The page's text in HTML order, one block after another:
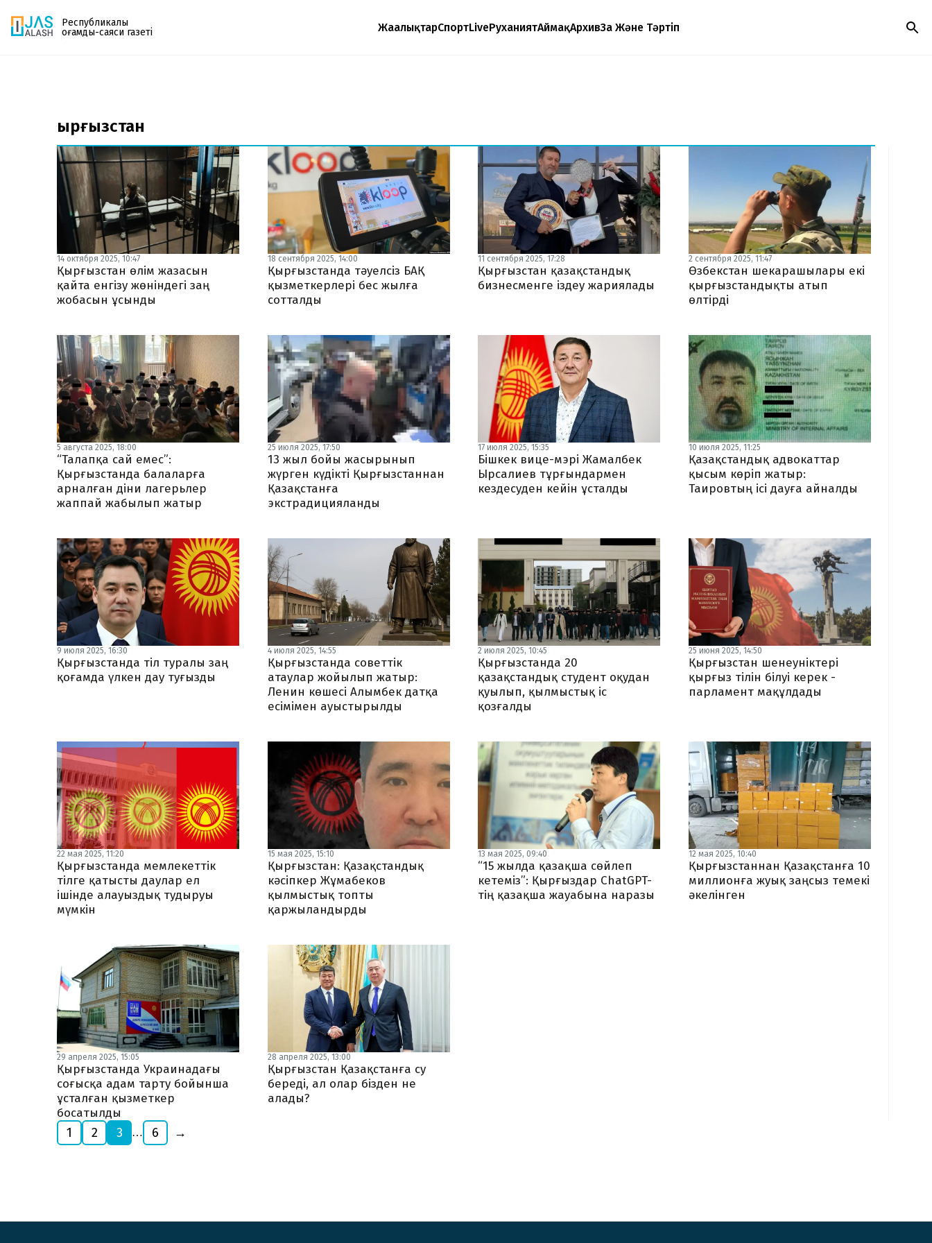
Республикалық
қоғамдық-саяси газеті
ЖаңалықтарСпортLiveРуханиятАймақАрхивЗаң Және Тәртіп
поштаңызға алып отырыңыз. Жаңа нөмір
шыққан сәтте сізге бірден жіберіледі. Тек email
енгізіңіз, біз қалғанын өзіміз жібереміз.
Қырғызстан
14 октября 2025, 10:47
Қырғызстан өлім жазасын
қайта енгізу жөніндегі заң
жобасын ұсынды
18 сентября 2025, 14:00
Қырғызстанда тәуелсіз БАҚ
қызметкерлері бес жылға
сотталды
11 сентября 2025, 17:28
Қырғызстан қазақстандық
бизнесменге іздеу жариялады
2 сентября 2025, 11:47
Өзбекстан шекарашылары екі
қырғызстандықты атып
өлтірді
5 августа 2025, 18:00
“Талапқа сай емес”:
Қырғызстанда балаларға
арналған діни лагерьлер
жаппай жабылып жатыр
25 июля 2025, 17:50
13 жыл бойы жасырынып
жүрген күдікті Қырғызстаннан
Қазақстанға
экстрадицияланды
17 июля 2025, 15:35
Бішкек вице-мэрі Жамалбек
Ырсалиев тұрғындармен
кездесуден кейін ұсталды
10 июля 2025, 11:25
Қазақстандық адвокаттар
қысым көріп жатыр:
Таировтың ісі дауға айналды
9 июля 2025, 16:30
Қырғызстанда тіл туралы заң
қоғамда үлкен дау туғызды
4 июля 2025, 14:55
Қырғызстанда советтік
атаулар жойылып жатыр:
Ленин көшесі Алымбек датқа
есімімен ауыстырылды
2 июля 2025, 10:45
Қырғызстанда 20
қазақстандық студент оқудан
қуылып, қылмыстық іс
қозғалды
25 июня 2025, 14:50
Қырғызстан шенеуніктері
қырғыз тілін білуі керек -
парламент мақұлдады
22 мая 2025, 11:20
Қырғызстанда мемлекеттік
тілге қатысты даулар ел
ішінде алауыздық тудыруы
мүмкін
15 мая 2025, 15:10
Қырғызстан: Қазақстандық
кәсіпкер Жұмабеков
қылмыстық топты
қаржыландырды
13 мая 2025, 09:40
“15 жылда қазақша сөйлеп
кетеміз”: Қырғыздар ChatGPT-
тің қазақша жауабына наразы
12 мая 2025, 10:40
Қырғызстаннан Қазақстанға 10
миллионға жуық заңсыз темекі
әкелінген
29 апреля 2025, 15:05
Қырғызстанда Украинадағы
соғысқа адам тарту бойынша
ұсталған қызметкер
босатылды
28 апреля 2025, 13:00
Қырғызстан Қазақстанға су
береді, ал олар бізден не
алады?
1 2 3 … 6 →